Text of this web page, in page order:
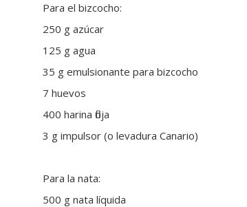
Para el bizcocho:
250 g azúcar
125 g agua
35 g emulsionante para bizcocho
7 huevos
400 harina floja
3 g impulsor (o levadura Canario)
Para la nata:
500 g nata líquida